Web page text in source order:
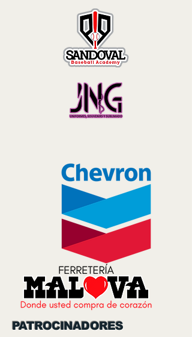
PATROCINADORES